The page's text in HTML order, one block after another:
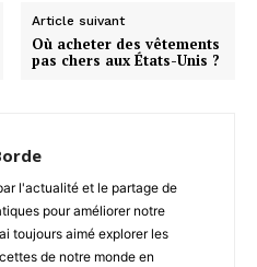
Article suivant
Où acheter des vêtements
pas chers aux États-Unis ?
l'actualité et le partage de
pour améliorer notre
toujours aimé explorer les
de notre monde en